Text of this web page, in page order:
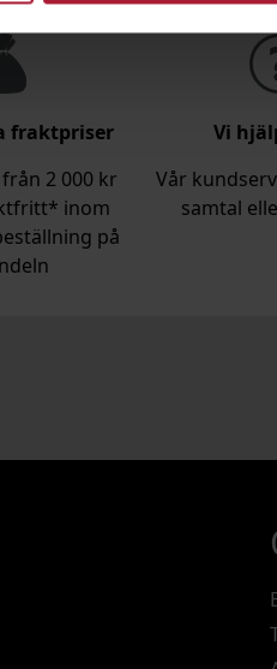
fraktpriser
2 000 kr
inom
på
Vi
Vår
samtal